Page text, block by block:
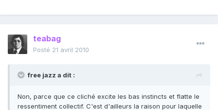
teabag
Posté 21 avril 2010
free jazz a dit :
Non, parce que ce cliché excite les bas instincts et flatte le
ressentiment collectif. C'est d'ailleurs la raison pour laquelle